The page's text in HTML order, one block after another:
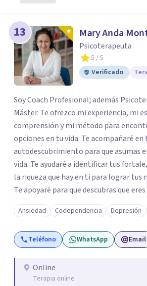
13 Mary Anda
Psicoterapeuta
5 / 5
Verificado
Soy Coach Profesional; además
Máster. Te ofrezco mi experiencia, mi
comprensión y mi método para
opciones en tu vida. Te acompañaré en tu
autodescubrimiento para que asumas
vida. Te ayudaré a identificar tus fortalezas y a encontrar
la riqueza que hay en ti para lograr tus
Te apoyaré para que descubras que eres capaz de
convertir los problemas en oportunidades Tú
derecho a vivir con bienestar, sin
remordimientos y en plenitud. Con amor propio todo es
posible. En el viaje de tu vida. ¿Te das cuenta que tienes
objetivos pero también hay momentos
experimentado situaciones que no te
Ansiedad Codependencia Depresión
Teléfono WhatsApp Email
Online
Terapia online